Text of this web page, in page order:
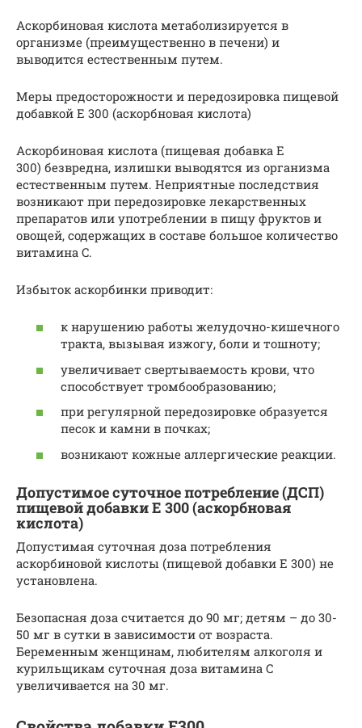
Аскорбиновая кислота метаболизируется в
организме (преимущественно в печени) и
выводится естественным путем.
Меры предосторожности и передозировка пищевой
добавкой Е 300 (аскорбновая кислота)
Аскорбиновая кислота (пищевая добавка Е
300) безвредна, излишки выводятся из организма
естественным путем. Неприятные последствия
возникают при передозировке лекарственных
препаратов или употреблении в пищу фруктов и
овощей, содержащих в составе большое количество
витамина C.
Избыток аскорбинки приводит:
к нарушению работы желудочно-кишечного
тракта, вызывая изжогу, боли и тошноту;
увеличивает свертываемость крови, что
способствует тромбообразованию;
при регулярной передозировке образуется
песок и камни в почках;
возникают кожные аллергические реакции.
Допустимое суточное потребление (ДСП)
пищевой добавки Е 300 (аскорбновая
кислота)
Допустимая суточная доза потребления
аскорбиновой кислоты (пищевой добавки Е 300) не
установлена.
Безопасная доза считается до 90 мг; детям – до 30-
50 мг в сутки в зависимости от возраста.
Беременным женщинам, любителям алкоголя и
курильщикам суточная доза витамина C
увеличивается на 30 мг.